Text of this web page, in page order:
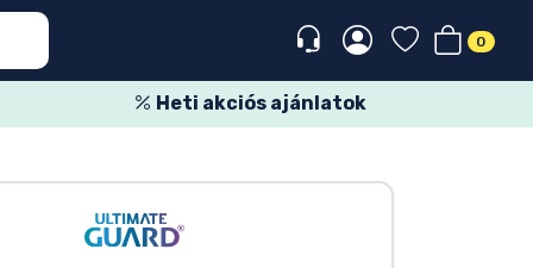
0
Heti akciós ajánlatok